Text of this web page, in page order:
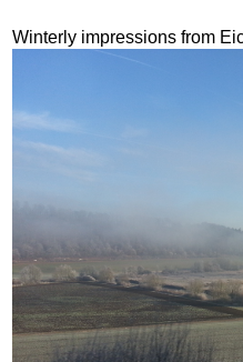
Winterly impressions from